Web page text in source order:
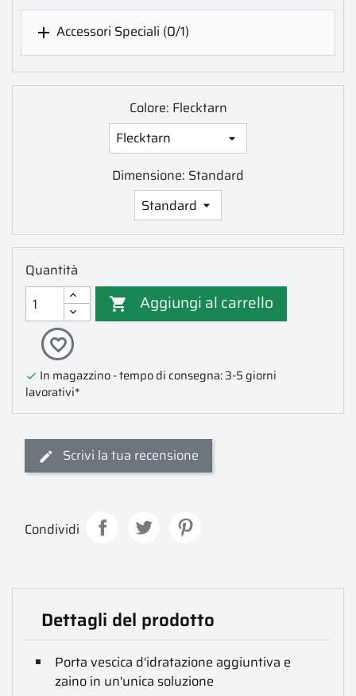
 Accessori Speciali (0/1)
Colore: Flecktarn
Dimensione: Standard
Quantità
 Aggiungi al carrello
favorite_border
 In magazzino - tempo di consegna: 3-5 giorni
lavorativi*
Scrivi la tua recensione
Condividi
Dettagli del prodotto
Porta vescica d'idratazione aggiuntiva e
zaino in un'unica soluzione